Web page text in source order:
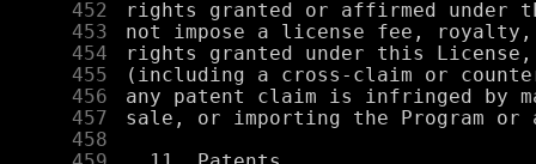
    452
    453
    454
    455
    456
    457
    458